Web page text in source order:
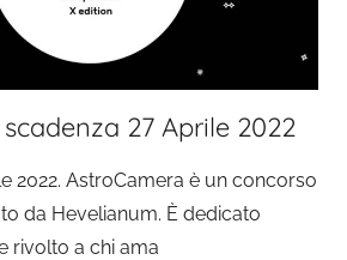
27 Aprile 2022
2022. AstroCamera è un concorso
da Hevelianum. È dedicato
rivolto a chi ama